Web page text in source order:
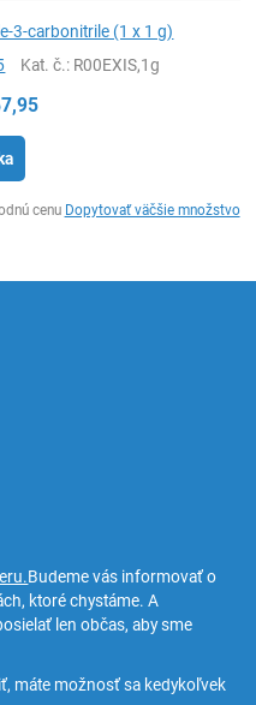
3-carbonitrile (1 x 1 g)
Kat. č.: R00EXIS,1g
cenu Dopytovať väčšie množstvo
Budeme vás informovať o
ktoré chystáme. A
len občas, aby sme
máte možnosť sa kedykoľvek